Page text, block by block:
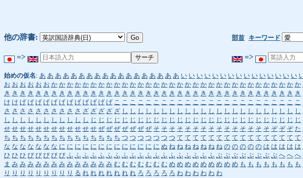
他の辞書: 部首 キーワード
=> =>
始めの仮名: あ あ あ あ あ あ あ あ あ あ あ あ あ あ あ あ あ あ い い い い い い い い い い い い い い い
お お お お お お か か か か か か か か か か か か か か か か か か か か か か か か か か か か か か か か
き き き き き き き き き き き き き き き き き き き き き き き き き き き き き き き き き き き き き き
け け げ げ げ げ げ げ げ げ げ げ げ げ こ こ こ こ こ こ こ こ こ こ こ こ こ こ こ こ こ こ こ こ こ こ こ こ
さ さ さ さ さ さ さ さ さ さ ざ ざ ざ ざ ざ し し し し し し し し し し し し し し し し し し し し し し し
し し し し し し し し し し し じ じ じ じ じ じ じ じ じ じ じ じ じ じ じ じ じ じ じ じ じ じ じ じ じ じ じ
せ せ せ せ せ せ せ せ せ せ せ せ ぜ ぜ ぜ ぜ ぜ ぜ ぜ そ そ そ そ そ そ そ そ そ そ そ そ そ そ そ ぞ ぞ ぞ た
ち ち ち ち ち ち ち ち ち ち ち ち ち ち ち つ つ つ つ つ つ つ て て て て て て て て て て て て て て て て
な な な な な な な に に に に に に に に に に に に に ぬ ね ね ね ね ね ね ね の の の の の は は は は は
ひ ひ ひ び び び び び ふ ふ ふ ふ ふ ふ ふ ふ ふ ふ ふ ふ ふ ふ ふ ふ ふ ふ ふ ぶ ぶ ぶ ぶ ぶ ぶ ぶ ぶ へ へ へ
ま み み み み み み み み み み み み み む む む む む む む め め め め め め め め め も も も も も も も も
り り り り り り り り り る れ れ れ れ れ れ れ ろ ろ ろ ろ ろ わ わ わ わ わ わ